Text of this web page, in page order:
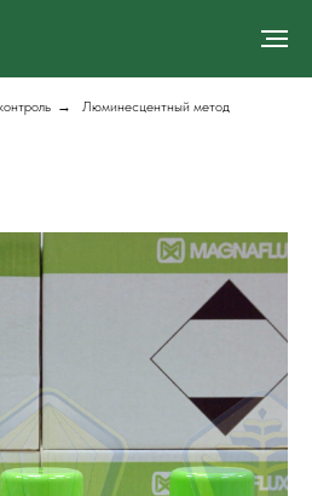
→ Люминесцентный метод